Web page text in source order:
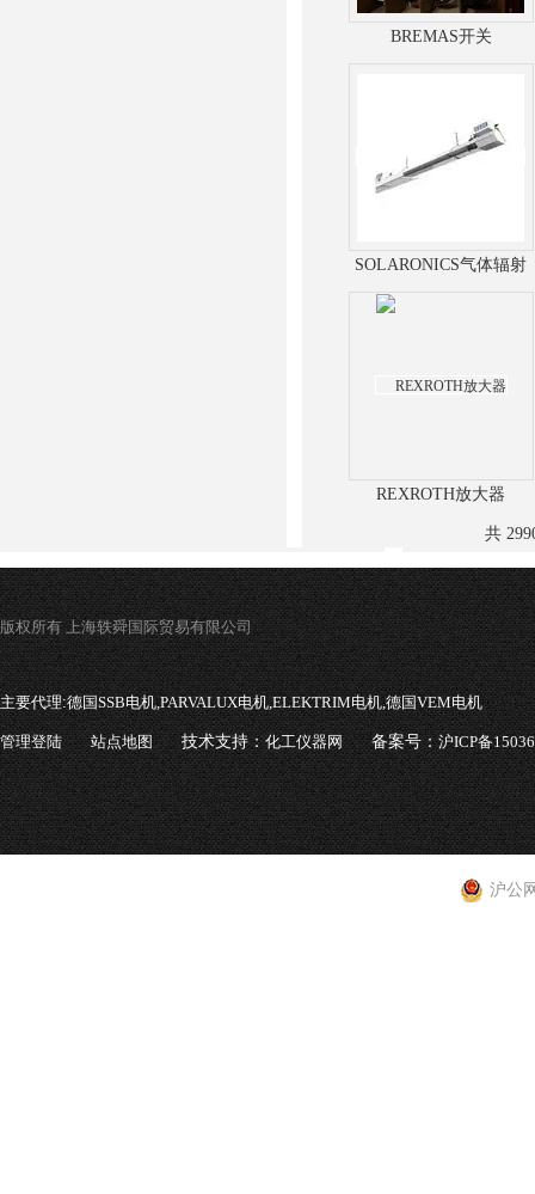
BREMAS开关
SOLARONICS气体辐射
REXROTH放大器
共
版权所有 上海轶舜国际贸易有限公司
主要代理:德国SSB电机,PARVALUX电机,ELEKTRIM电机,德国VEM电机
管理登陆 站点地图 技术支持： 化工仪器网 备案号：沪ICP备
沪公